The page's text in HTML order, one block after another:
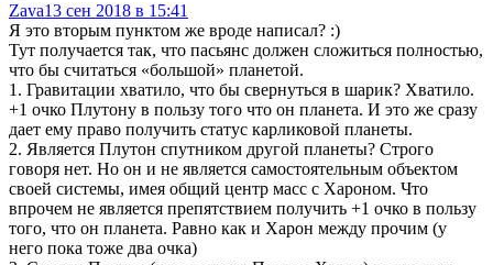
Zava13 сен 2018 в 15:41
Я это вторым пунктом же вроде написал? :)
Тут получается так, что пасьянс должен сложиться полностью,
что бы считаться «большой» планетой.
1. Гравитации хватило, что бы свернуться в шарик? Хватило.
+1 очко Плутону в пользу того что он планета. И это же сразу
дает ему право получить статус карликовой планеты.
2. Является Плутон спутником другой планеты? Строго
говоря нет. Но он и не является самостоятельным объектом
своей системы, имея общий центр масс с Хароном. Что
впрочем не является препятствием получить +1 очко в пользу
того, что он планета. Равно как и Харон между прочим (у
него пока тоже два очка)